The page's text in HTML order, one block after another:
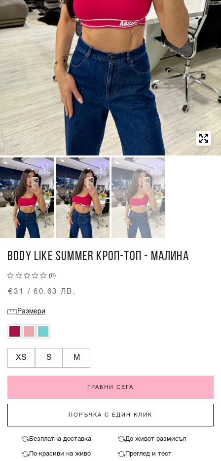
BODY LIKE SUMMER КРОП-ТОП - МАЛИНА
(0)
€31 / 60.63 ЛВ.
Размери
XS S M
ГРАБНИ СЕГА
ПОРЪЧКА С ЕДИН КЛИК
Безплатна доставка До живот размисъл
По-красиви на живо Преглед и тест